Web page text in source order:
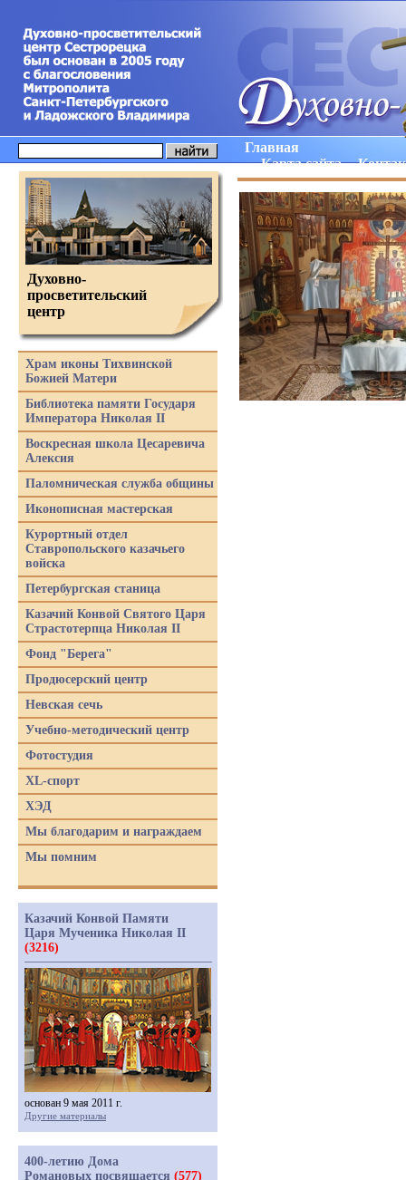
Главная
Карта сайта
Духовно-
просветительский
центр
Храм иконы Тихвинской
Божией Матери
Библиотека памяти Государя
Императора Николая II
Воскресная школа Цесаревича
Алексия
Паломническая служба общины
Иконописная мастерская
Курортный отдел
Ставропольского казачьего
войска
Петербургская станица
Казачий Конвой Святого Царя
Страстотерпца Николая II
Фонд "Берега"
Продюсерский центр
Невская сечь
Учебно-методический центр
Фотостудия
XL-спорт
ХЭД
Мы благодарим и награждаем
Мы помним
Казачий Конвой Памяти
Царя Мученика Николая II
(3216)
основан 9 мая 2011 г.
Другие материалы
400-летию Дома
Романовых посвящается (577)